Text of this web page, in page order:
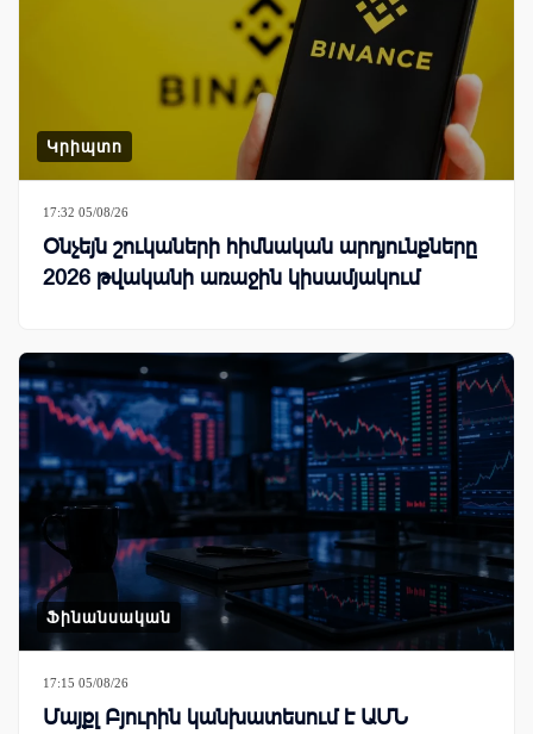
Կրիպտո
17:32 05/08/26
Օնչեյն շուկաների հիմնական արդյունքները
2026 թվականի առաջին կիսամյակում
Ֆինանսական
17:15 05/08/26
Մայքլ Բյուրին կանխատեսում է ԱՄՆ